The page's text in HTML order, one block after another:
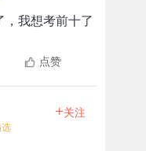
，我想考前十了
点赞
+关注